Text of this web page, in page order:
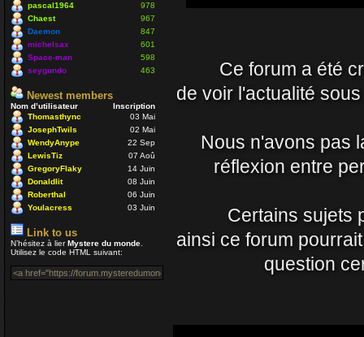
pascal1964
978
Chaest
967
Daemon
847
michelsax
601
Space-man
598
seygundo
463
Newest members
Nom d’utilisateur
Inscription
Thomasthync
03 Mai
JosephTwils
02 Mai
WendyAnype
22 Sep
LewisTiz
07 Aoû
GregoryFlaky
14 Juin
Donaldlit
08 Juin
Roberthal
06 Juin
Youlacress
03 Juin
Link to us
N’hésitez à lierMystere du monde
Utilisez le code HTML suivant:
vous prenez soin de
Daemon
15 Avr 2021 23:54
Un coucou en
Nounours
08 Nov 2020 18:08
ola à toutes et à tous
29 Juil 2020 10:30
Salut Venusia oui je
Ce forum a été
de voir l'actualité
Nous n'avons pas
réflexion entre
Certains sujets
ainsi ce forum
question